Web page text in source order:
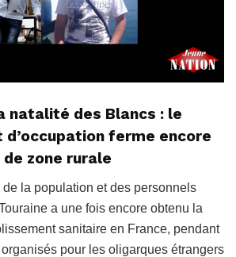
natalité des Blancs : le
d’occupation ferme encore
zone rurale
de la population et des personnels
a une fois encore obtenu la
sanitaire en France, pendant
pour les oligarques étrangers